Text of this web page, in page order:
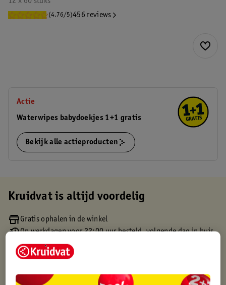
(4.76/5)456 reviews
Actie
Waterwipes babydoekjes 1+1 gratis
Bekijk alle actieproducten
Kruidvat is altijd voordelig
Gratis ophalen in de winkel
Op werkdagen voor 22:00 uur besteld, volgende dag in huis
Gratis thuisbezorgd vanaf 50.00
Gratis retourneren binnen 30 dagen